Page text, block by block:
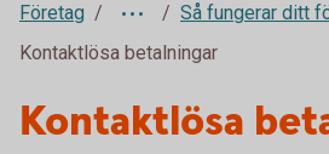
Företag
Så fungerar ditt
Kontaktlösa betalningar
Kontaktlösa